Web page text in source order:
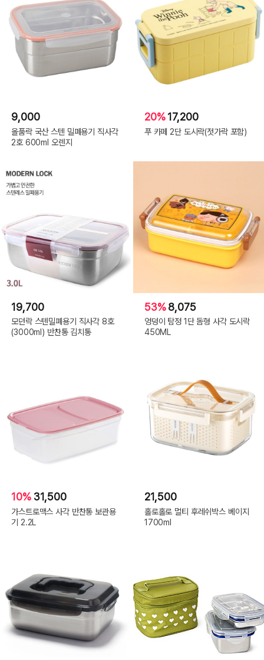
9,000
올품락 국산 스텐 밀폐용기 직사각
2호 600ml 오렌지
20%17,200
푸 카페 2단 도시락(젓가락 포함)
19,700
모던락 스텐밀폐용기 직사각 8호
(3000ml) 반찬통 김치통
53%8,075
엉덩이 탐정 1단 돔형 사각 도시락
450ML
10% 31,500
가스트로맥스 사각 반찬통 보관용
기 2.2L
21,500
홀로홀로 멀티 후레쉬박스 베이지
1700ml